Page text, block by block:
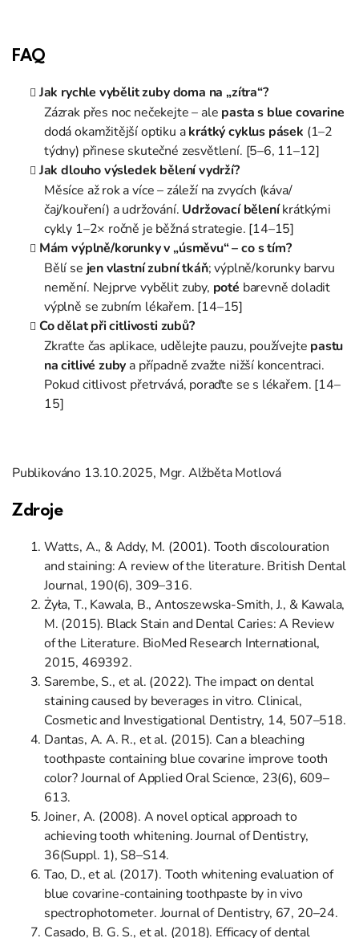
FAQ
Jak rychle vybělit zuby doma na „zítra“?
Zázrak přes noc nečekejte – ale pasta s blue covarine
dodá okamžitější optiku akrátký cyklus pásek (1–2
týdny) přinese skutečné zesvětlení. [5–6, 11–12]
Jak dlouho výsledek bělení vydrží?
Měsíce až rok a více – záleží na zvycích (káva/
čaj/kouření) a udržování. Udržovací běleníkrátkými
cykly 1–2× ročně je běžná strategie. [14–15]
Mám výplně/korunky v „úsměvu“ – co s tím?
Bělí se jen vlastní zubní tkáň; výplně/korunky barvu
nemění. Nejprve vybělit zuby, poté barevně doladit
výplně se zubním lékařem. [14–15]
Co dělat při citlivosti zubů?
Zkraťte čas aplikace, udělejte pauzu, používejte pastu
na citlivé zuby a případně zvažte nižší koncentraci.
Pokud citlivost přetrvává, poraďte se s lékařem. [14–
15]
Publikováno 13.10.2025, Mgr. Alžběta Motlová
Zdroje
Watts, A., & Addy, M. (2001). Tooth discolouration
and staining: A review of the literature. British Dental
Journal, 190(6), 309–316.
Żyła, T., Kawala, B., Antoszewska-Smith, J., & Kawala,
M. (2015). Black Stain and Dental Caries: A Review
of the Literature. BioMed Research International,
2015, 469392.
Sarembe, S., et al. (2022). The impact on dental
staining caused by beverages in vitro. Clinical,
Cosmetic and Investigational Dentistry, 14, 507–518.
Dantas, A. A. R., et al. (2015). Can a bleaching
toothpaste containing blue covarine improve tooth
color? Journal of Applied Oral Science, 23(6), 609–
613.
Joiner, A. (2008). A novel optical approach to
achieving tooth whitening. Journal of Dentistry,
36(Suppl. 1), S8–S14.
Tao, D., et al. (2017). Tooth whitening evaluation of
blue covarine-containing toothpaste by in vivo
spectrophotometer. Journal of Dentistry, 67, 20–24.
Casado, B. G. S., et al. (2018). Efficacy of dental